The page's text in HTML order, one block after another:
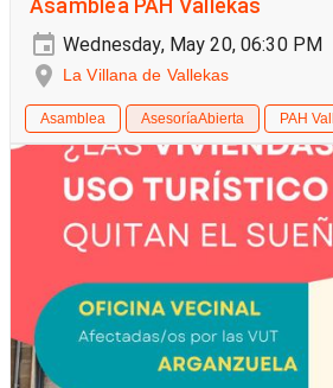
Asamblea PAH Vallekas
Wednesday, May 20, 06:30 PM
La Villana de Vallekas
Asamblea AsesoríaAbierta PAH